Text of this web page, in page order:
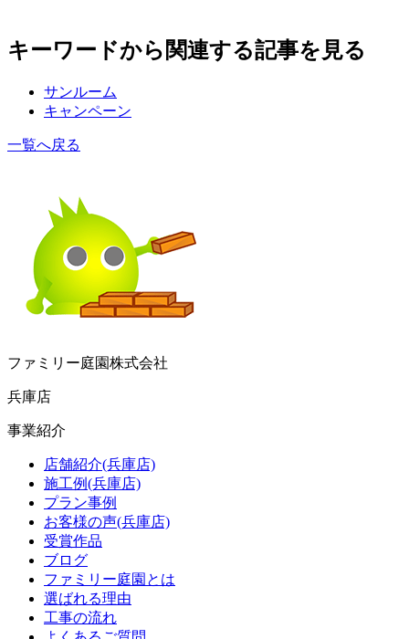
キーワードから関連する記事を見る
サンルーム
キャンペーン
一覧へ戻る
ファミリー庭園株式会社
兵庫店
事業紹介
店舗紹介(兵庫店)
施工例(兵庫店)
プラン事例
お客様の声(兵庫店)
受賞作品
ブログ
ファミリー庭園とは
選ばれる理由
工事の流れ